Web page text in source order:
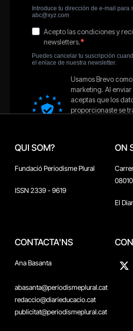
QUI SOM?
Fundació Periodisme Plural
ISSN 2339 - 9619
ON
El
CONTACTA'NS
Ana Basanta
abasanta@periodismeplural.cat
redaccio@diarieducacio.cat
publicitat@periodismeplural.cat
X